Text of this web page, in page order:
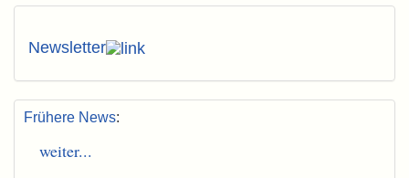
Newsletter
Frühere News:
weiter...